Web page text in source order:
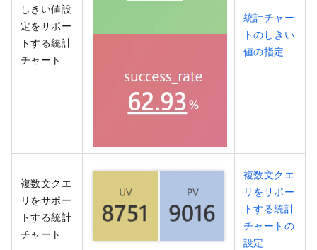
しきい値設
定をサポー
トする統計
チャート
統計チャー
トのしきい
値の指定
複数文クエ
リをサポー
トする統計
チャート
複数文クエ
リをサポー
トする統計
チャートの
設定